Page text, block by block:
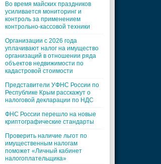
Во время майских праздников
усиливается мониторинг и
контроль за применением
контрольно-кассовой техники
Организации с 2026 года
уплачивают налог на имущество
организаций в отношении ряда
объектов недвижимости по
кадастровой стоимости
Представители УФНС России по
Республике Крым расскажут о
налоговой декларации по НДС
ФНС России перешло на новые
криптографические стандарты
Проверить наличие льгот по
имущественным налогам
поможет «Личный кабинет
налогоплательщика»